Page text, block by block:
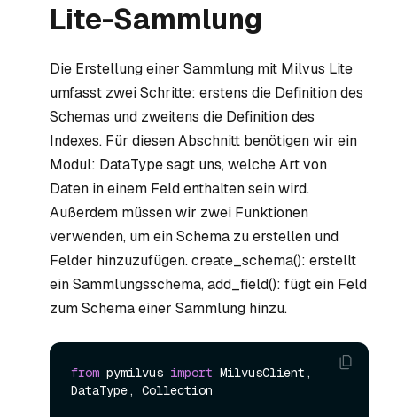
Lite-Sammlung
Die Erstellung einer Sammlung mit Milvus Lite
umfasst zwei Schritte: erstens die Definition des
Schemas und zweitens die Definition des
Indexes. Für diesen Abschnitt benötigen wir ein
Modul: DataType sagt uns, welche Art von
Daten in einem Feld enthalten sein wird.
Außerdem müssen wir zwei Funktionen
verwenden, um ein Schema zu erstellen und
Felder hinzuzufügen. create_schema(): erstellt
ein Sammlungsschema, add_field(): fügt ein Feld
zum Schema einer Sammlung hinzu.
from pymilvus import MilvusClient,
DataType, Collection